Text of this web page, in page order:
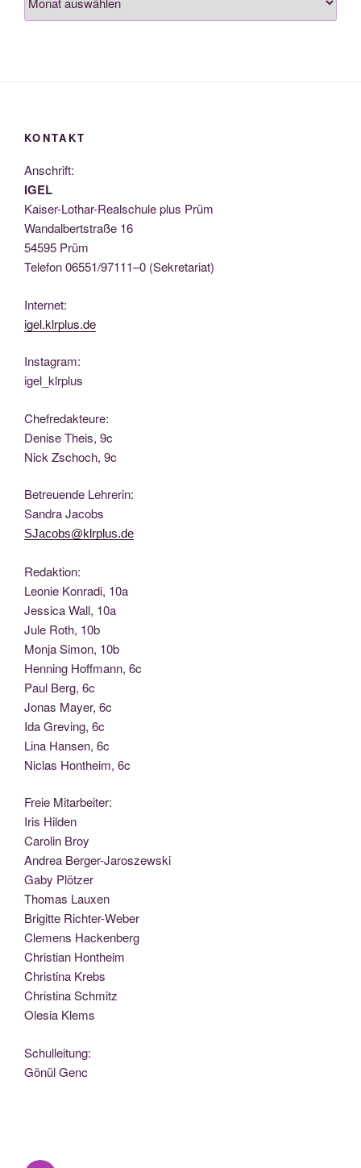
KONTAKT
Anschrift:
IGEL
Kai­ser-Lothar-Real­schu­le plus Prüm
Wan­dal­bert­stra­ße 16
54595 Prüm
Tele­fon 06551/97111–0 (Sekre­ta­ri­at)
Inter­net:
igel.klrplus.de
Insta­gram:
igel_klrplus
Chef­re­dak­teu­re:
Deni­se Theis, 9c
Nick Zscho­ch, 9c
Betreu­en­de Lehrerin:
San­dra Jacobs
SJacobs@klrplus.de
Redak­ti­on:
Leo­nie Kon­ra­di, 10a
Jes­si­ca Wall, 10a
Jule Roth, 10b
Mon­ja Simon, 10b
Hen­ning Hoff­mann, 6c
Paul Berg, 6c
Jonas May­er, 6c
Ida Gre­ving, 6c
Lina Han­sen, 6c
Nic­las Hont­heim, 6c
Freie Mit­ar­bei­ter:
Iris Hilden
Caro­lin Broy
Andrea Berger-Jaroszewski
Gaby Plötzer
Tho­mas Lauxen
Bri­git­te Richter-Weber
Cle­mens Hackenberg
Chris­ti­an Hontheim
Chris­ti­na Krebs
Chris­ti­na Schmitz
Ole­sia Klems
Schul­lei­tung:
Gönül Genc